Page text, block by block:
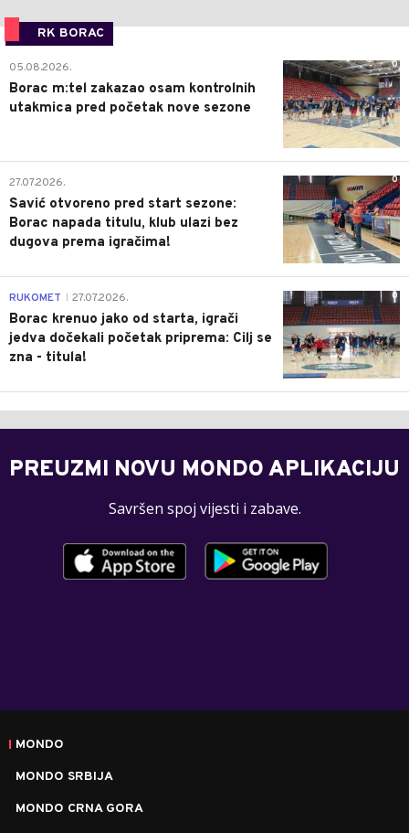
RK BORAC
0
05.08.2026.
Borac m:tel zakazao osam kontrolnih
utakmica pred početak nove sezone
0
27.07.2026.
Savić otvoreno pred start sezone:
Borac napada titulu, klub ulazi bez
dugova prema igračima!
0
RUKOMET 27.07.2026.
Borac krenuo jako od starta, igrači
jedva dočekali početak priprema: Cilj se
zna - titula!
PREUZMI NOVU MONDO APLIKACIJU
Savršen spoj vijesti i zabave.
MONDO
MONDO SRBIJA
MONDO CRNA GORA